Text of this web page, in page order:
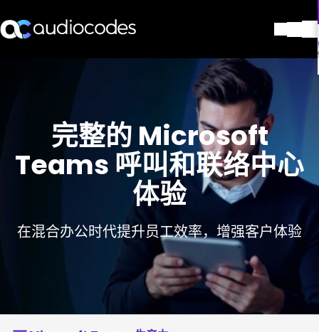
服务与支持
加入我们的分发列表
完整的 Microsoft
Teams 呼叫和联络中心
体验
在混合办公时代提升员工效率，增强客户体验